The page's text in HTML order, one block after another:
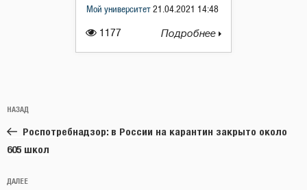
1177
Мой университет 21.04.2021 14:48
Подробнее
по
записям
Предыдущая
запись:
НАЗАД
Роспотребнадзор: в России на карантин закрыто около
605 школ
Следующая
ДАЛЕЕ